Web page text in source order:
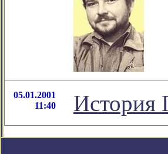
05.01.2001
11:40
История